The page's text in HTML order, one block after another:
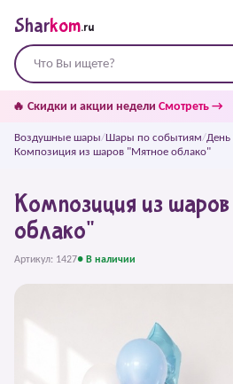
Sharkom.ru
🔥 Скидки и акции недели Смотреть →
Воздушные шары/Шары по событиям/День
Композиция из шаров "Мятное облако"
Композиция из
облако"
Артикул: 1427● В наличии